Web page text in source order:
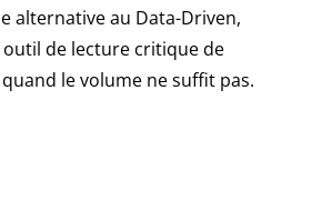
alternative au Data-Driven,
de lecture critique de
le volume ne suffit pas.